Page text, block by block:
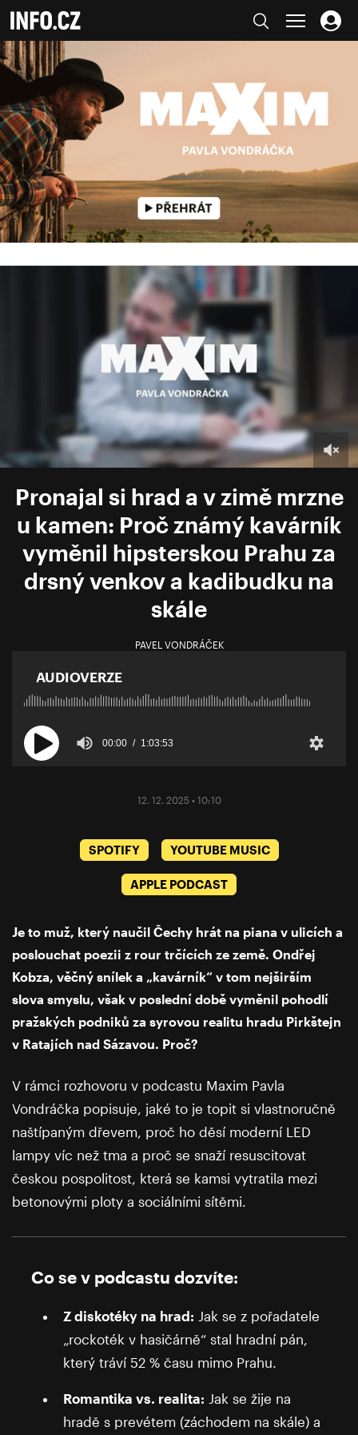
Pronajal si hrad a v zimě mrzne
u kamen: Proč známý kavárník
vyměnil hipsterskou Prahu za
drsný venkov a kadibudku na
skále
PAVEL VONDRÁČEK
AUDIOVERZE
00:00 1:03:53
12. 12. 2025 • 10:10
SPOTIFY YOUTUBE MUSIC
APPLE PODCAST
Je to muž, který naučil Čechy hrát na piana v ulicích a
poslouchat poezii z rour trčících ze země. Ondřej
Kobza, věčný snílek a „kavárník“ v tom nejširším
slova smyslu, však v poslední době vyměnil pohodlí
pražských podniků za syrovou realitu hradu Pirkštejn
v Ratajích nad Sázavou. Proč?
V rámci rozhovoru v podcastu Maxim Pavla
Vondráčka popisuje, jaké to je topit si vlastnoručně
naštípaným dřevem, proč ho děsí moderní LED
lampy víc než tma a proč se snaží resuscitovat
českou pospolitost, která se kamsi vytratila mezi
betonovými ploty a sociálními sítěmi.
Co se v podcastu dozvíte:
Z diskotéky na hrad: Jak se z pořadatele
„rockoték v hasičárně“ stal hradní pán,
který tráví 52 % času mimo Prahu.
Romantika vs. realita: Jak se žije na
hradě s prevétem (záchodem na skále) a